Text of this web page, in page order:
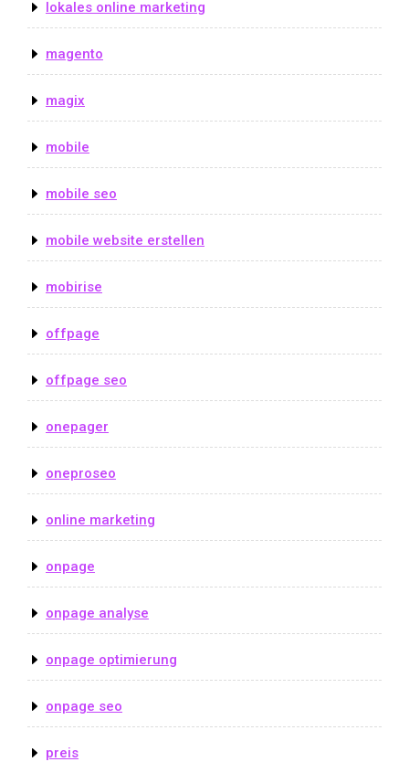
lokales online marketing
magento
magix
mobile
mobile seo
mobile website erstellen
mobirise
offpage
offpage seo
onepager
oneproseo
online marketing
onpage
onpage analyse
onpage optimierung
onpage seo
preis